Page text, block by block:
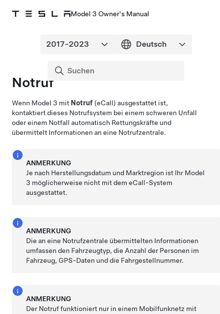
Model 3 Owner's Manual
Notruf
Wenn Model 3 mit Notruf (eCall) ausgestattet ist,
kontaktiert dieses Notrufsystem bei einem schweren Unfall
oder einem Notfall automatisch Rettungskräfte und
übermittelt Informationen an eine Notrufzentrale.
ANMERKUNG
Je nach Herstellungsdatum und Marktregion ist Ihr Model
3 möglicherweise nicht mit dem eCall-System
ausgestattet.
ANMERKUNG
Die aneine Notrufzentrale übermittelten Informationen
umfassen den Fahrzeugtyp, die Anzahl der Personen im
Fahrzeug, GPS-Daten und die Fahrgestellnummer.
ANMERKUNG
Der Notruf funktioniert nur in einem Mobilfunknetz mit